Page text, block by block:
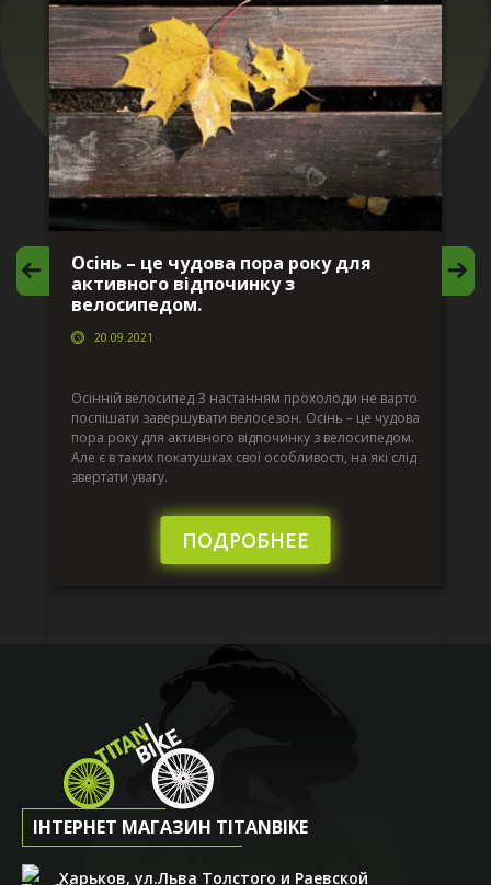
Осінь – це чудова пора року для
активного відпочинку з
велосипедом.
20.09.2021
Осінній велосипед З настанням прохолоди не варто
поспішати завершувати велосезон. Осінь – це чудова
пора року для активного відпочинку з велосипедом.
Але є в таких покатушках свої особливості, на які слід
звертати увагу.
ПОДРОБНЕЕ
ІНТЕРНЕТ МАГАЗИН TITANBIKE
Харьков, ул.Льва Толстого и Раевской